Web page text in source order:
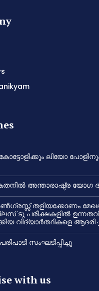
ലിയോ
അന്താരാഷ്ട്ര യോഗ
തളിയക്കോണം
ടു പരീക്ഷകളിൽ
വിദ്യാർത്ഥികളെ
സംഘടിപ്പിച്ചു
with us